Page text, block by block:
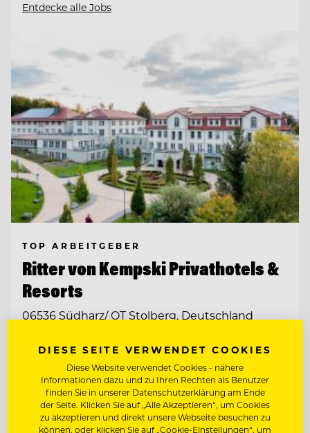
Entdecke alle Jobs
TOP ARBEITGEBER
Ritter von Kempski Privathotels &
Resorts
06536 Südharz/ OT Stolberg, Deutschland
STELLVERTRETENDE
RESTAURANTLEITUNG (M/W/D)
DIESE SEITE VERWENDET COOKIES
Diese Website verwendet Cookies - nähere
Informationen dazu und zu Ihren Rechten als Benutzer
finden Sie in unserer Datenschutzerklärung am Ende
der Seite. Klicken Sie auf „Alle Akzeptieren“, um Cookies
zu akzeptieren und direkt unsere Webseite besuchen zu
können, oder klicken Sie auf „Cookie-Einstellungen“, um